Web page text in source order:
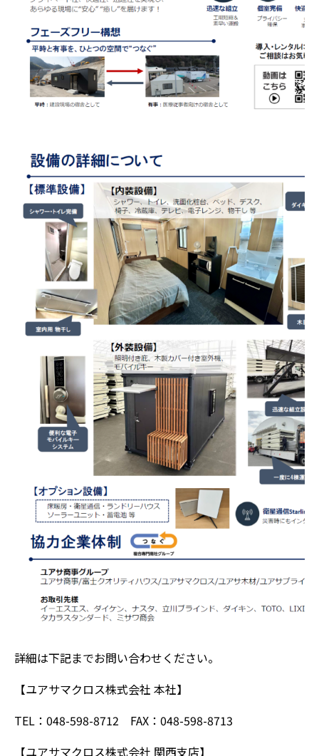
詳細は下記までお問い合わせください。
【ユアサマクロス株式会社 本社】
TEL：048-598-8712 FAX：048-598-8713
【ユアサマクロス株式会社 関西支店】